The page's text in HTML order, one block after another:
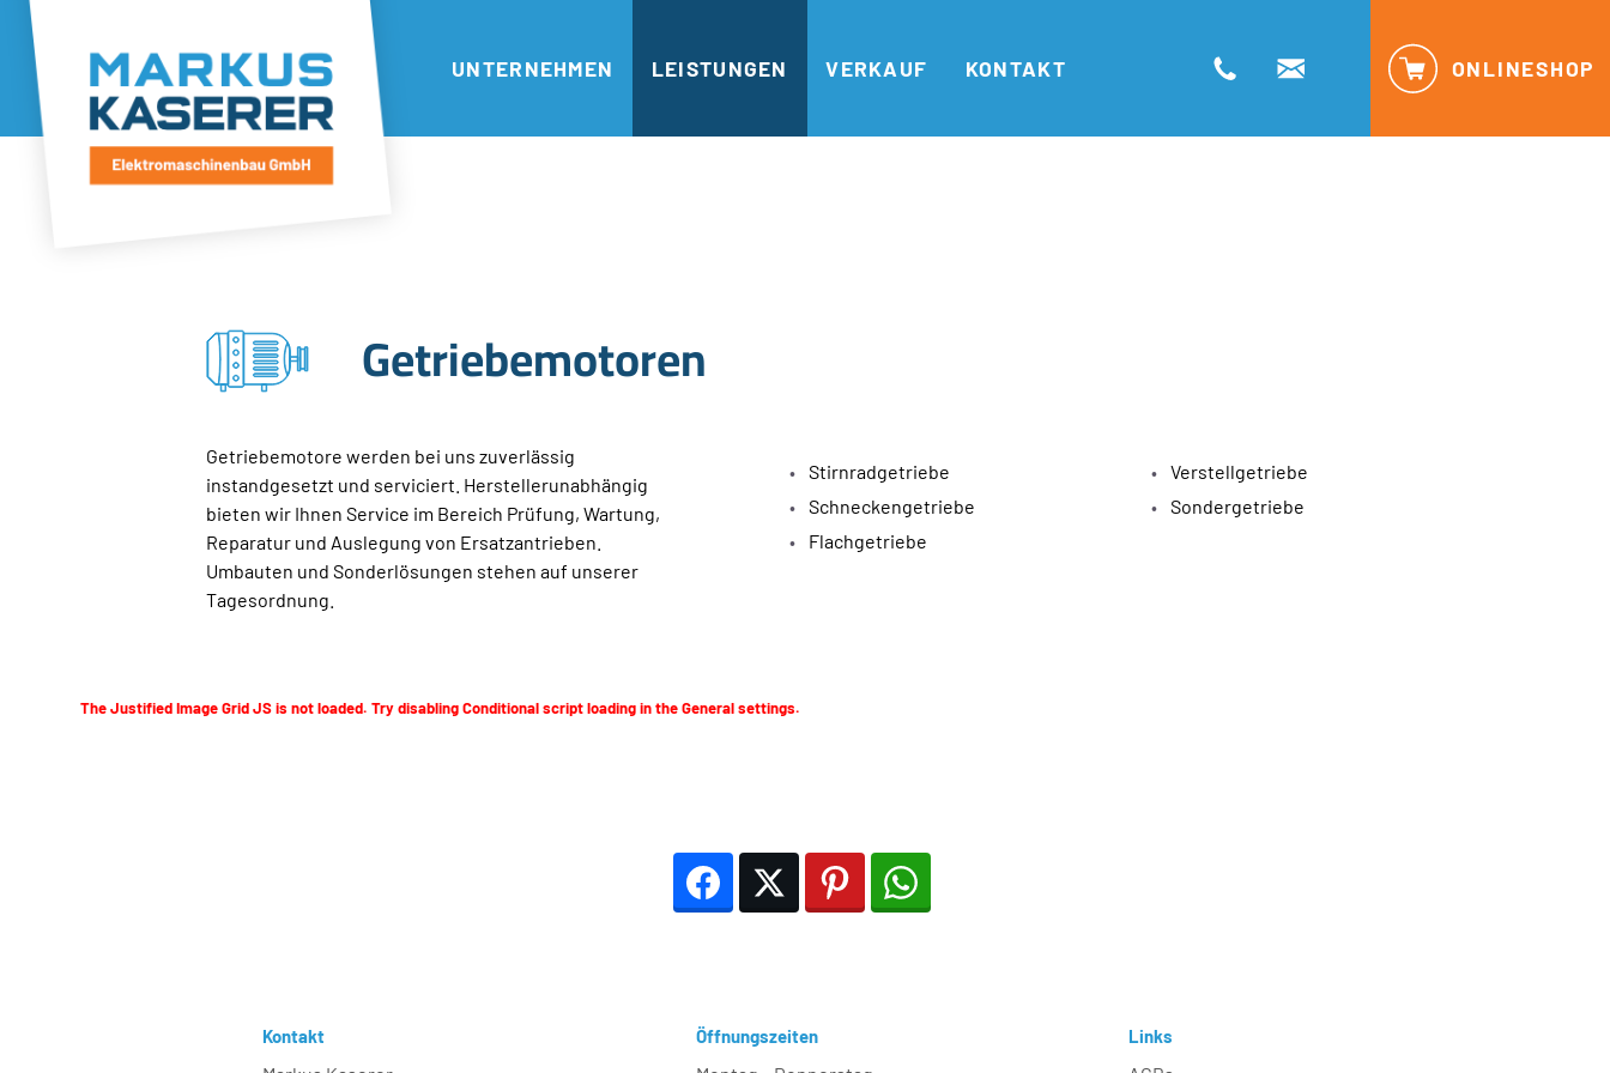
ONLINESHOP
UNTERNEHMEN LEISTUNGEN VERKAUF KONTAKT
Getriebemotoren
Getriebemotore werden bei uns zuverlässig
instandgesetzt und serviciert. Herstellerunabhängig
bieten wir Ihnen Service im Bereich Prüfung, Wartung,
Reparatur und Auslegung von Ersatzantrieben.
Umbauten und Sonderlösungen stehen auf unserer
Tagesordnung.
Stirnradgetriebe
Schneckengetriebe
Flachgetriebe
Verstellgetriebe
Sondergetriebe
The Justified Image Grid JS is not loaded. Try disabling Conditional script loading in the General settings.
Facebook Twitter Pinterest
Kontakt Öffnungszeiten Links